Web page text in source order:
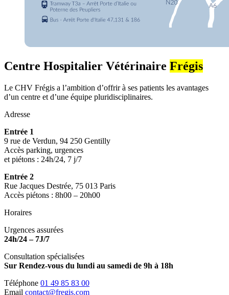
Centre Hospitalier Vétérinaire Frégis
Le CHV Frégis a l’ambition d’offrir à ses patients les avantages
d’un centre et d’une équipe pluridisciplinaires.
Adresse
Entrée 1
9 rue de Verdun, 94 250 Gentilly
Accès parking, urgences
et piétons : 24h/24, 7 j/7
Entrée 2
Rue Jacques Destrée, 75 013 Paris
Accès piétons : 8h00 – 20h00
Horaires
Urgences assurées
24h/24 – 7J/7
Consultation spécialisées
Sur Rendez-vous du lundi au samedi de 9h à 18h
Téléphone 01 49 85 83 00
Email contact@fregis.com